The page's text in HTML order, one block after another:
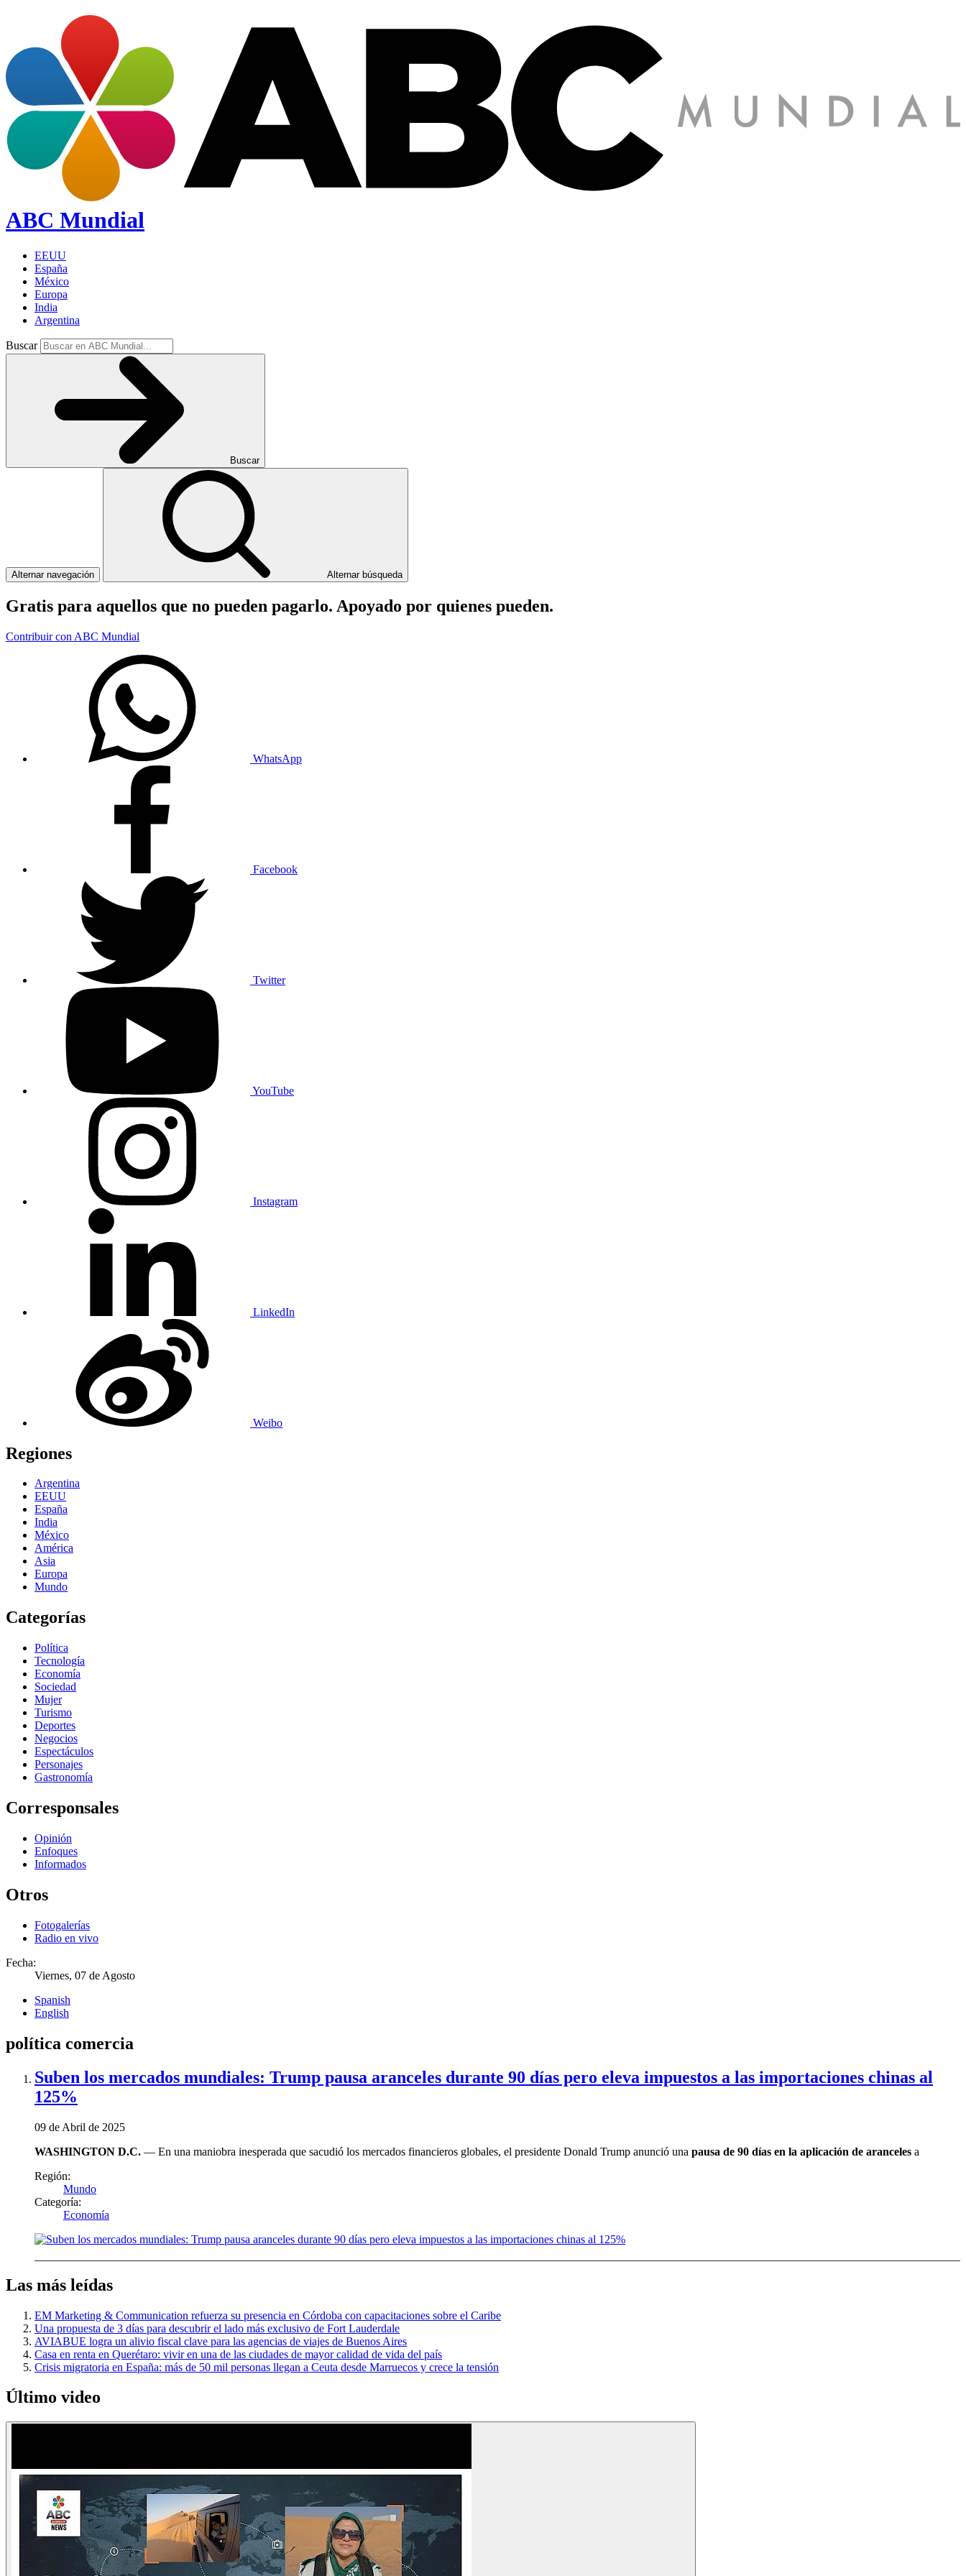
ABC Mundial
EEUU
España
México
Europa
India
Argentina
Buscar
Buscar
Alternar navegación Alternar búsqueda
Gratis para aquellos que no pueden pagarlo. Apoyado por quienes pueden.
Contribuir con ABC Mundial
WhatsApp
Facebook
Twitter
YouTube
Instagram
LinkedIn
Weibo
Regiones
Argentina
EEUU
España
India
México
América
Asia
Europa
Mundo
Categorías
Política
Tecnología
Economía
Sociedad
Mujer
Turismo
Deportes
Negocios
Espectáculos
Personajes
Gastronomía
Corresponsales
Opinión
Enfoques
Informados
Otros
Fotogalerías
Radio en vivo
Fecha:
Viernes, 07 de Agosto
Spanish
English
política comercia
Suben los mercados mundiales: Trump pausa aranceles durante 90 días pero eleva impuestos a las importaciones chinas al
125%
09 de Abril de 2025
WASHINGTON D.C. — En una maniobra inesperada que sacudió los mercados financieros globales, el presidente Donald Trump anunció una pausa de 90 días en la aplicación de aranceles a
Región:
Mundo
Categoría:
Economía
Las más leídas
EM Marketing & Communication refuerza su presencia en Córdoba con capacitaciones sobre el Caribe
Una propuesta de 3 días para descubrir el lado más exclusivo de Fort Lauderdale
AVIABUE logra un alivio fiscal clave para las agencias de viajes de Buenos Aires
Casa en renta en Querétaro: vivir en una de las ciudades de mayor calidad de vida del país
Crisis migratoria en España: más de 50 mil personas llegan a Ceuta desde Marruecos y crece la tensión
Último video